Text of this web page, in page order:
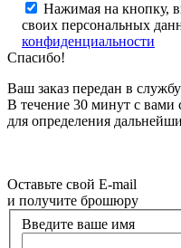
Нажимая на кнопку,
своих персональных
конфиденциальности
Спасибо!
Ваш заказ передан в
В течение 30 минут с вами
для определения
Оставьте свой E-mail
и получите брошюру
Введите ваше имя